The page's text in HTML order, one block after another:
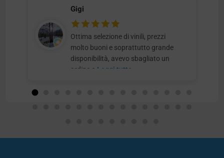
Gigi
Ottima selezione di vinili, prezzi
molto buoni e soprattutto grande
disponibilità, avevo sbagliato un
ordine e Leggi tutto